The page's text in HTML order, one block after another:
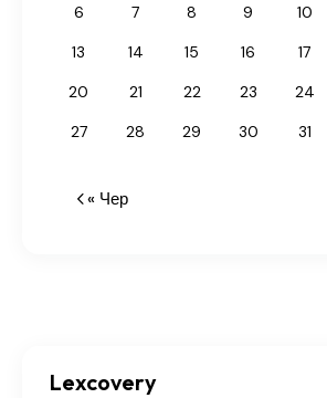
6
7 8 9 10
13
14 15 16 17
20
21 22 23 24
27
28 29 30 31
« Чер
Lexcovery